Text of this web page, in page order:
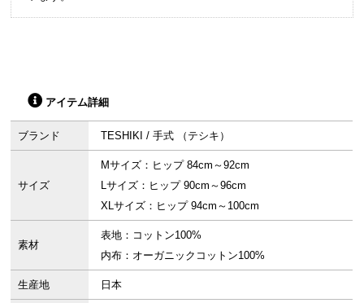
アイテム詳細
ブランド TESHIKI / 手式 （テシキ）
サイズ
Mサイズ：ヒップ 84cm～92cm
Lサイズ：ヒップ 90cm～96cm
XLサイズ：ヒップ 94cm～100cm
素材
表地：コットン100%
内布：オーガニックコットン100%
生産地 日本